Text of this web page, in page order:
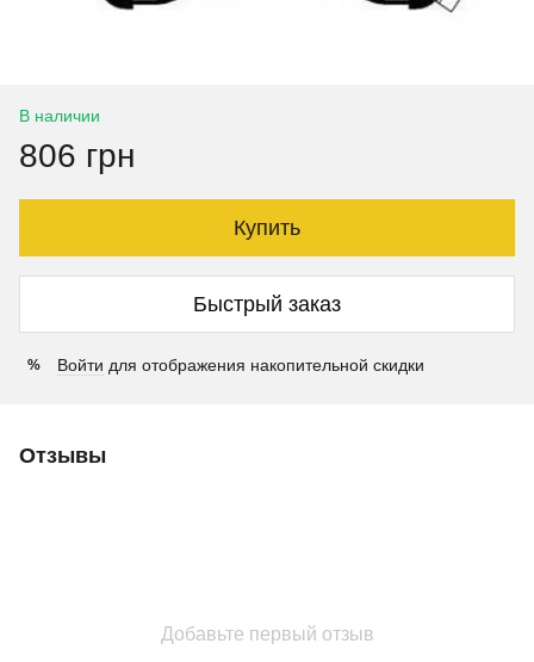
В наличии
806 грн
Купить
Быстрый заказ
% Войти для отображения накопительной скидки
Отзывы
Добавьте первый отзыв